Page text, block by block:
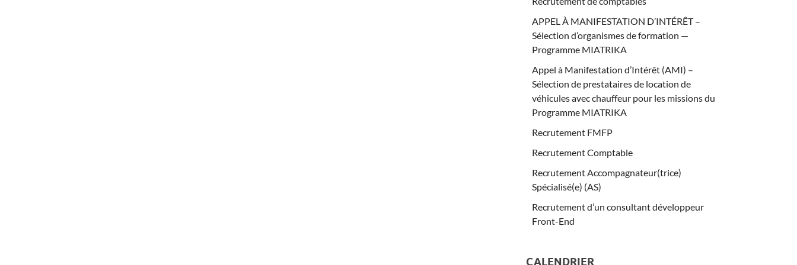
APPEL À MANIFESTATION D’INTÉRÊT –
Sélection d’organismes de formation —
Programme MIATRIKA
Appel à Manifestation d’Intérêt (AMI) –
Sélection de prestataires de location de
véhicules avec chauffeur pour les missions du
Programme MIATRIKA
Recrutement FMFP
Recrutement Comptable
Recrutement Accompagnateur(trice)
Spécialisé(e) (AS)
Recrutement d’un consultant développeur
Front-End
CALENDRIER